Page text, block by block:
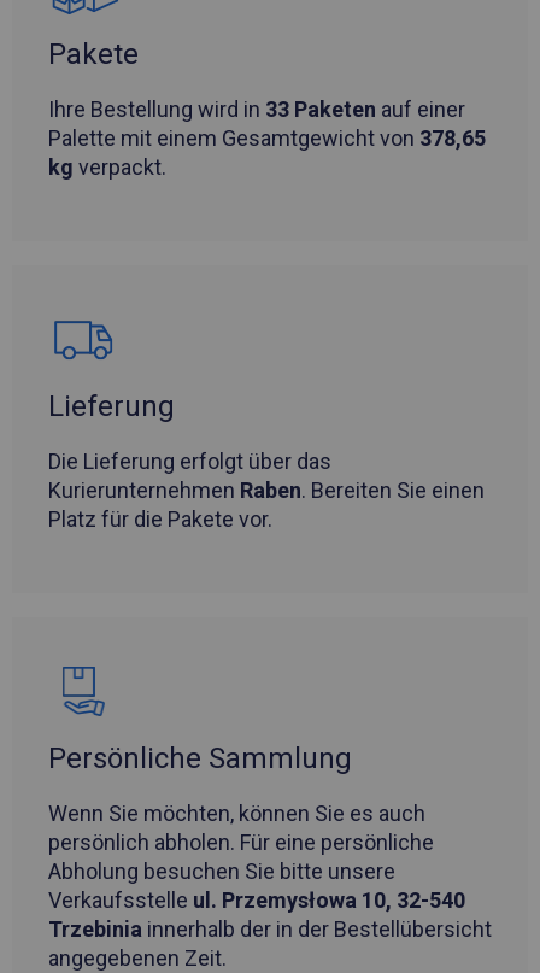
Pakete
Ihre Bestellung wird in 33 Paketen auf einer
Palette mit einem Gesamtgewicht von 378,65
kg verpackt.
Lieferung
Die Lieferung erfolgt über das
Kurierunternehmen Raben. Bereiten Sie einen
Platz für die Pakete vor.
Persönliche Sammlung
Wenn Sie möchten, können Sie es auch
persönlich abholen. Für eine persönliche
Abholung besuchen Sie bitte unsere
Verkaufsstelle ul. Przemysłowa 10, 32-540
Trzebinia innerhalb der in der Bestellübersicht
angegebenen Zeit.